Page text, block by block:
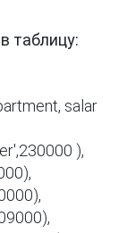
таблицу:
salar
),